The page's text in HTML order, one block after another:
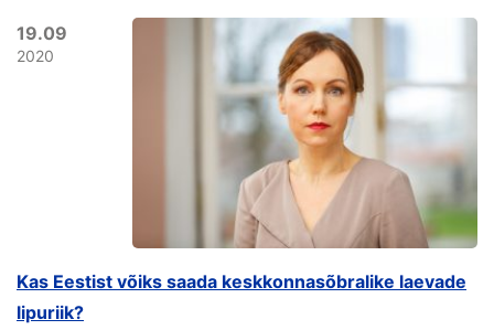
19.09
2020
Kas Eestist võiks saada keskkonnasõbralike laevade
lipuriik?